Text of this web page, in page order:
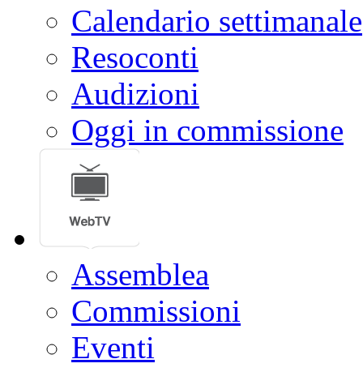
Calendario settimanale
Resoconti
Audizioni
Oggi in commissione
Assemblea
Commissioni
Eventi